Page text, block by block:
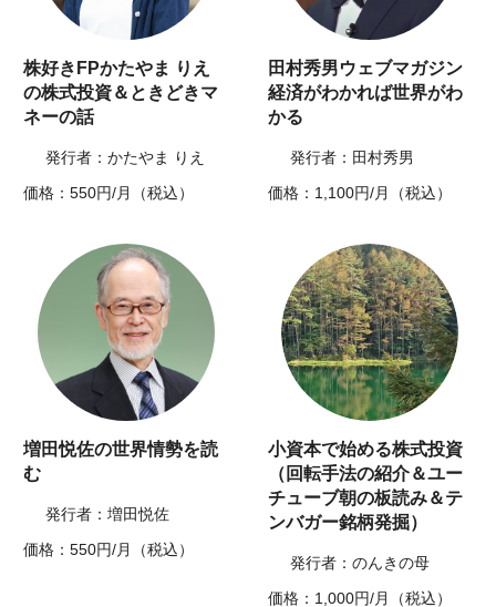
株好きFPかたやま りえ
の株式投資＆ときどきマ
ネーの話
発行者：かたやま りえ
価格：550円/月（税込）
田村秀男ウェブマガジン
経済がわかれば世界がわ
かる
発行者：田村秀男
価格：1,100円/月（税込）
増田悦佐の世界情勢を読
む
発行者：増田悦佐
価格：550円/月（税込）
小資本で始める株式投資
（回転手法の紹介＆ユー
チューブ朝の板読み＆テ
ンバガー銘柄発掘）
発行者：のんきの母
価格：1,000円/月（税込）